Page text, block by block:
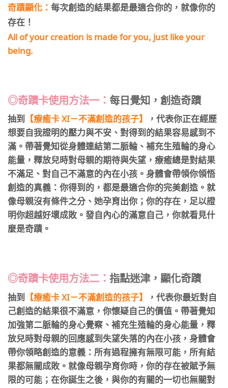
奇蹟顯化： 每次創造的結果都是最適合你的，就像你的
存在！
All of your creation is made for you, just like your
being.
◎奇蹟卡使用方法一： 每日覺知，創造奇蹟
抽到 【療癒卡 XI－不滿創造的孩子】
，代表你正在經歷
想要自我證明的壓力與不安、對得到的結果容易感到不
滿。帶著覺知從身體連結第二脈輪、補充生殖輪的身心
能量，釋放兒時對母親的期待與失望，療癒總是對結果
不滿足、對自己不滿意的內在小孩。身體會帶領你領悟
創造的真義：你得到的，都是最適合你的完美創造。就
像母親沒有條件之分、她孕育出你；你的存在，足以證
明你超越好壞成敗。發自內心的滿意自己，你就看見什
麼是奇蹟。
◎奇蹟卡使用方法二： 指點迷津，顯化奇蹟
抽到 【療癒卡 XI－不滿創造的孩子】
，代表你最近對自
己創造的結果很不滿意，你懷疑自己的價值。帶著覺知
加強第二脈輪的身心覺察、補充生殖輪的身心能量，釋
放兒時對母親的回應感到失望失落的內在小孩，身體會
帶你領略創造的意義：所有過程擁有無限可能，所有結
果都無關成敗。就像母親孕育你時，你的存在被賦予無
限的可能；在你誕生之後，與你的有關的一切也無關對